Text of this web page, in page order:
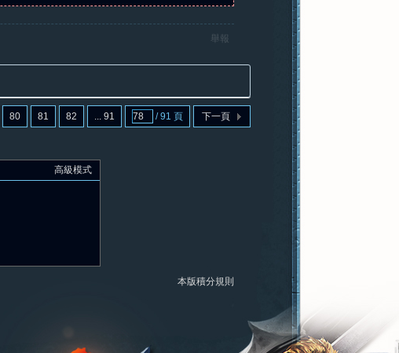
舉報
80 81 82 ... 91 / 91 頁 下一頁
高級模式
本版積分規則